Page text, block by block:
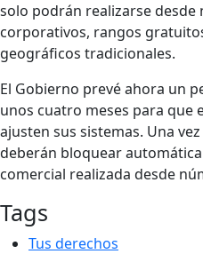
solo podrán realizarse desde
corporativos, rangos
geográficos tradicionales.
El Gobierno prevé ahora un
unos cuatro meses para que
ajusten sus sistemas. Una
deberán bloquear
comercial realizada desde
Tags
Tus derechos